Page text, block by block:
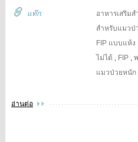
แท๊ก: อาหารเสริม
สำหรับแมวป่
FIP แบบแห้ง
ไม่ได้ , FIP ,
แมวป่วยหนัก
อ่านต่อ